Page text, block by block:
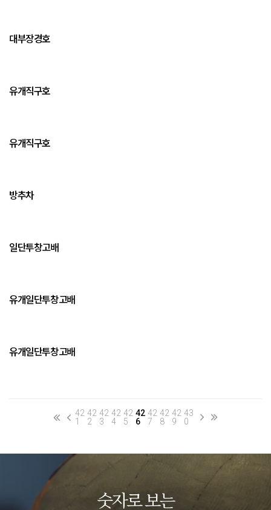
대부장경호
유개직구호
유개직구호
방추차
일단투창고배
유개일단투창고배
유개일단투창고배
42
1
42
2
42
3
42
4
42
5
42
6
42
7
42
8
42
9
43
0
숫자로 보는